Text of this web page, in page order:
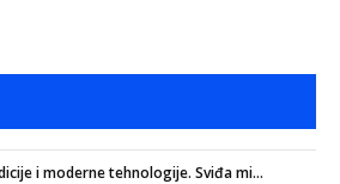
i moderne tehnologije. Sviđa mi...